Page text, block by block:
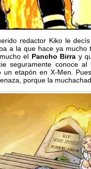
redactor Kiko le
a la que hace ya
el Pancho Birra y
seguramente conoce
etapón en X-Men.
porque la